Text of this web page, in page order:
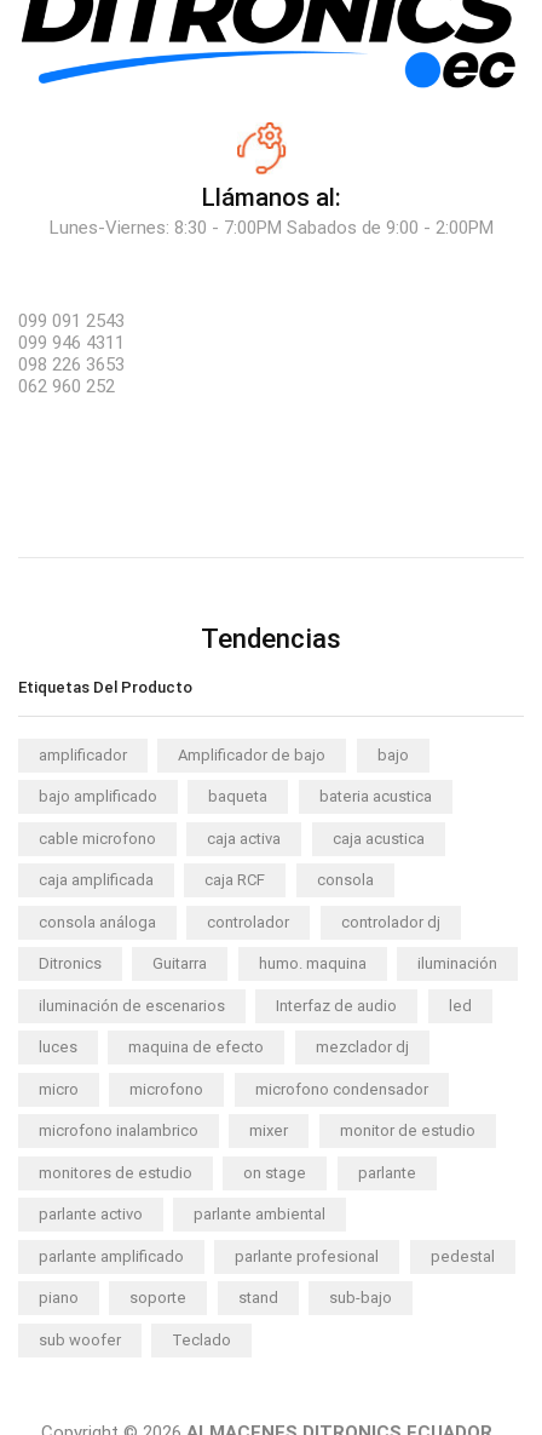
Llámanos al:
Lunes-Viernes: 8:30 - 7:00PM Sabados de 9:00 - 2:00PM
099 091 2543
099 946 4311
098 226 3653
062 960 252
Tendencias
Etiquetas Del Producto
amplificador Amplificador de bajo bajo
bajo amplificado baqueta bateria acustica
cable microfono caja activa caja acustica
caja amplificada caja RCF consola
consola análoga controlador controlador dj
Ditronics Guitarra humo. maquina iluminación
iluminación de escenarios Interfaz de audio led
luces maquina de efecto mezclador dj
micro microfono microfono condensador
microfono inalambrico mixer monitor de estudio
monitores de estudio on stage parlante
parlante activo parlante ambiental
parlante amplificado parlante profesional pedestal
piano soporte stand sub-bajo
sub woofer Teclado